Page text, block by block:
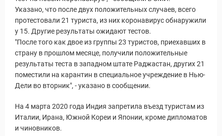
Указано, что после двух положительных случаев, всего
протестовали 21 туриста, из них коронавирус обнаружили
у 15. Другие результаты ожидают тестов.
"После того как двое из группы 23 туристов, приехавших в
страну в прошлом месяце, получили положительные
результаты теста в западном штате Раджастан, других 21
поместили на карантин в специальное учреждение в Нью-
Дели во вторник", - указано в сообщении.
На 4 марта 2020 года Индия запретила въезд туристам из
Италии, Ирана, Южной Кореи и Японии, кроме дипломатов
и чиновников.